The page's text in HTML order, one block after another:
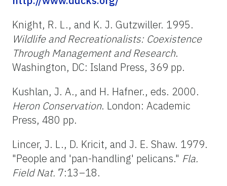
Knight, R. L., and K. J. Gutzwiller. 1995.
Wildlife and Recreationalists: Coexistence
Through Management and Research.
Washington, DC: Island Press, 369 pp.
Kushlan, J. A., and H. Hafner., eds. 2000.
Heron Conservation. London: Academic
Press, 480 pp.
Lincer, J. L., D. Kricit, and J. E. Shaw. 1979.
"People and 'pan-handling' pelicans." Fla.
Field Nat. 7:13–18.